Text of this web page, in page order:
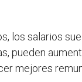
los salarios
pueden
mejores